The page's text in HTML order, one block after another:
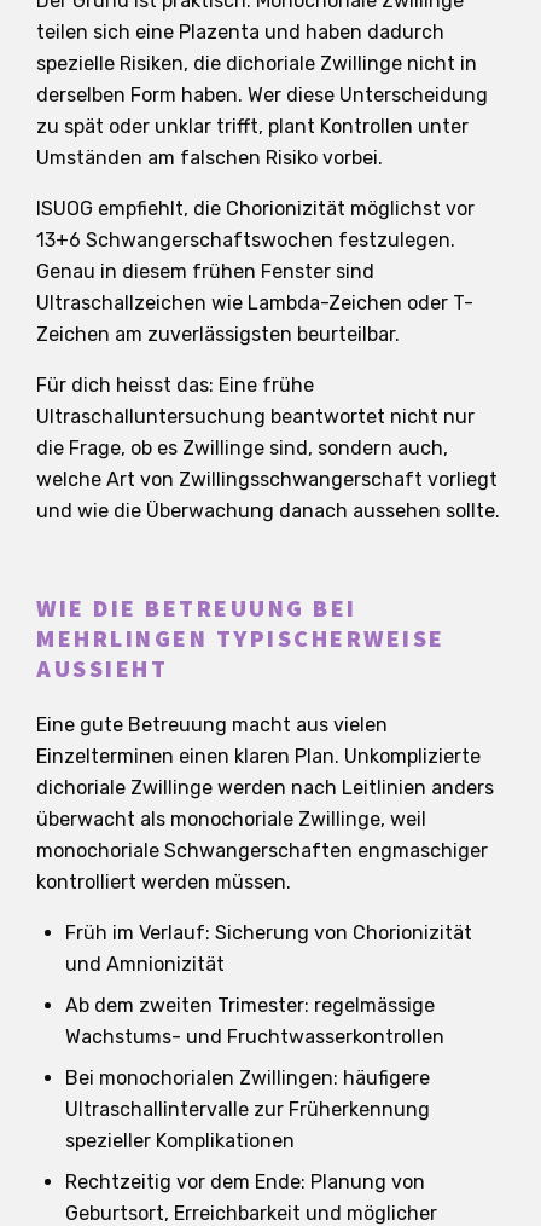
teilen sich eine Plazenta und haben dadurch
spezielle Risiken, die dichoriale Zwillinge nicht in
derselben Form haben. Wer diese Unterscheidung
zu spät oder unklar trifft, plant Kontrollen unter
Umständen am falschen Risiko vorbei.
ISUOG empfiehlt, die Chorionizität möglichst vor
13+6 Schwangerschaftswochen festzulegen.
Genau in diesem frühen Fenster sind
Ultraschallzeichen wie Lambda-Zeichen oder T-
Zeichen am zuverlässigsten beurteilbar.
Für dich heisst das: Eine frühe
Ultraschalluntersuchung beantwortet nicht nur
die Frage, ob es Zwillinge sind, sondern auch,
welche Art von Zwillingsschwangerschaft vorliegt
und wie die Überwachung danach aussehen sollte.
WIE DIE BETREUUNG BEI
MEHRLINGEN TYPISCHERWEISE
AUSSIEHT
Eine gute Betreuung macht aus vielen
Einzelterminen einen klaren Plan. Unkomplizierte
dichoriale Zwillinge werden nach Leitlinien anders
überwacht als monochoriale Zwillinge, weil
monochoriale Schwangerschaften engmaschiger
kontrolliert werden müssen.
Früh im Verlauf: Sicherung von Chorionizität
und Amnionizität
Ab dem zweiten Trimester: regelmässige
Wachstums- und Fruchtwasserkontrollen
Bei monochorialen Zwillingen: häufigere
Ultraschallintervalle zur Früherkennung
spezieller Komplikationen
Rechtzeitig vor dem Ende: Planung von
Geburtsort, Erreichbarkeit und möglicher